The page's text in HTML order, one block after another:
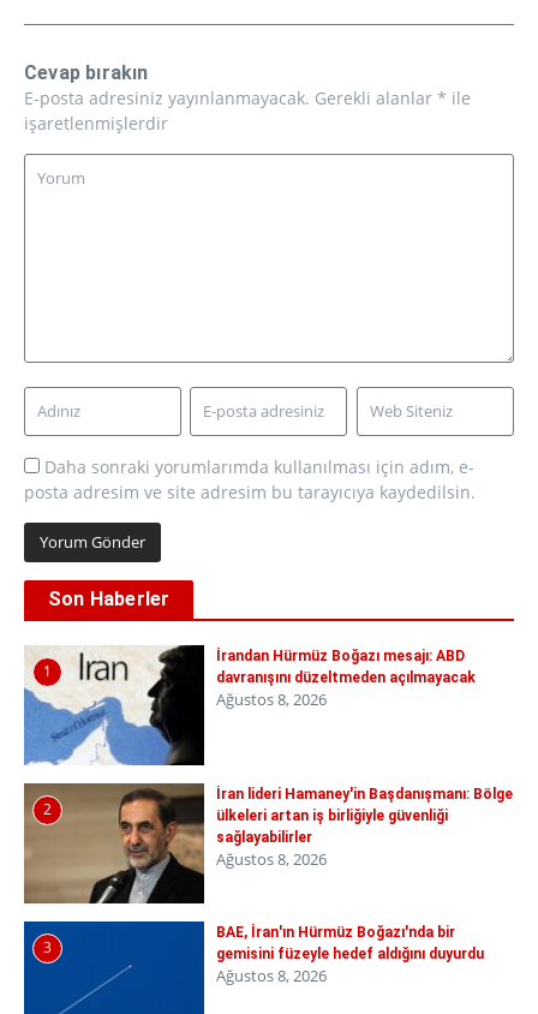
Cevap bırakın
E-posta adresiniz yayınlanmayacak. Gerekli alanlar * ile
işaretlenmişlerdir
Daha sonraki yorumlarımda kullanılması için adım, e-
posta adresim ve site adresim bu tarayıcıya kaydedilsin.
Son Haberler
1
İrandan Hürmüz Boğazı mesajı: ABD
davranışını düzeltmeden açılmayacak
Ağustos 8, 2026
2
İran lideri Hamaney'in Başdanışmanı: Bölge
ülkeleri artan iş birliğiyle güvenliği
sağlayabilirler
Ağustos 8, 2026
3
BAE, İran'ın Hürmüz Boğazı'nda bir
gemisini füzeyle hedef aldığını duyurdu
Ağustos 8, 2026